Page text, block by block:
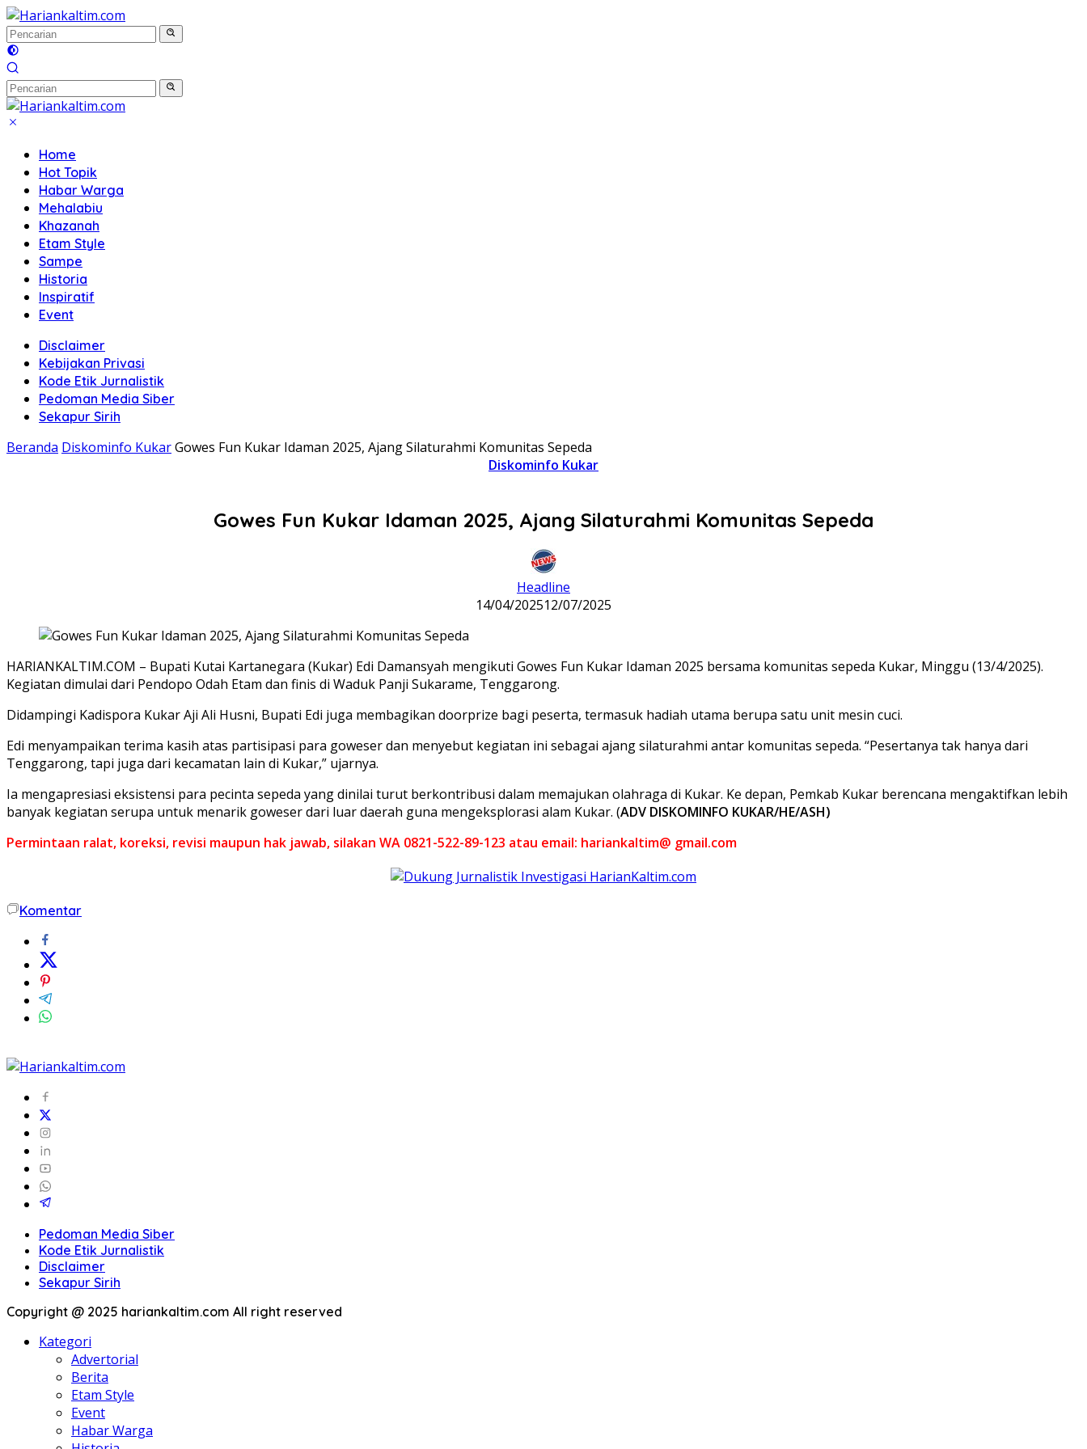
Langsung
ke
konten
Home
Hot Topik
Habar Warga
Mehalabiu
Khazanah
Etam Style
Sampe
Historia
Inspiratif
Event
Disclaimer
Kebijakan Privasi
Kode Etik Jurnalistik
Pedoman Media Siber
Sekapur Sirih
Beranda Diskominfo KukarGowes Fun Kukar Idaman 2025, Ajang Silaturahmi Komunitas Sepeda
Diskominfo Kukar
Gowes Fun Kukar Idaman 2025, Ajang Silaturahmi Komunitas Sepeda
Headline
14/04/202512/07/2025
HARIANKALTIM.COM – Bupati Kutai Kartanegara (Kukar) Edi Damansyah mengikuti Gowes Fun Kukar Idaman 2025 bersama komunitas sepeda Kukar, Minggu (13/4/2025).
Kegiatan dimulai dari Pendopo Odah Etam dan finis di Waduk Panji Sukarame, Tenggarong.
Didampingi Kadispora Kukar Aji Ali Husni, Bupati Edi juga membagikan doorprize bagi peserta, termasuk hadiah utama berupa satu unit mesin cuci.
Edi menyampaikan terima kasih atas partisipasi para goweser dan menyebut kegiatan ini sebagai ajang silaturahmi antar komunitas sepeda. “Pesertanya tak hanya dari
Tenggarong, tapi juga dari kecamatan lain di Kukar,” ujarnya.
Ia mengapresiasi eksistensi para pecinta sepeda yang dinilai turut berkontribusi dalam memajukan olahraga di Kukar. Ke depan, Pemkab Kukar berencana mengaktifkan lebih
banyak kegiatan serupa untuk menarik goweser dari luar daerah guna mengeksplorasi alam Kukar. (ADV DISKOMINFO KUKAR/HE/ASH)
Permintaan ralat, koreksi, revisi maupun hak jawab, silakan WA 0821-522-89-123 atau email: hariankaltim@ gmail.com
Komentar
Pedoman Media Siber
Kode Etik Jurnalistik
Disclaimer
Sekapur Sirih
Copyright @ 2025 hariankaltim.com All right reserved
Kategori
Advertorial
Berita
Etam Style
Event
Habar Warga